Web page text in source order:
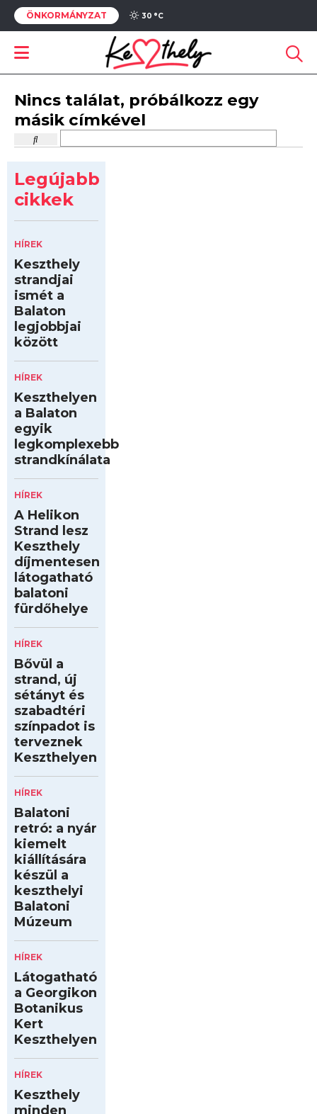
ÖNKORMÁNYZAT 30 °C
Nincs találat, próbálkozz egy
másik címkével
Legújabb
cikkek
HÍREK
Keszthely
strandjai
ismét a
Balaton
legjobbjai
között
HÍREK
Keszthelyen
a Balaton
egyik
legkomplexebb
strandkínálata
HÍREK
A Helikon
Strand lesz
Keszthely
díjmentesen
látogatható
balatoni
fürdőhelye
HÍREK
Bővül a
strand, új
sétányt és
szabadtéri
színpadot is
terveznek
Keszthelyen
HÍREK
Balatoni
retró: a nyár
kiemelt
kiállítására
készül a
keszthelyi
Balatoni
Múzeum
HÍREK
Látogatható
a Georgikon
Botanikus
Kert
Keszthelyen
HÍREK
Keszthely
minden